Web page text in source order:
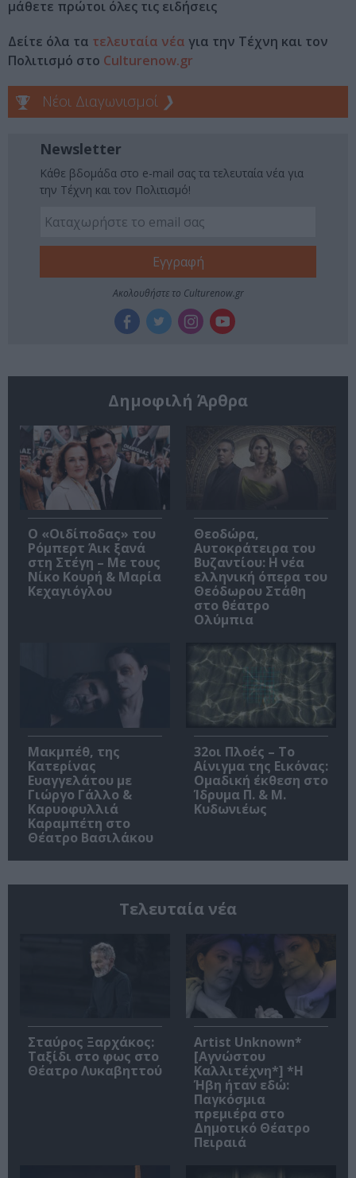
μάθετε πρώτοι όλες τις ειδήσεις
Δείτε όλα τα τελευταία νέα για την Τέχνη και τον
Πολιτισμό στο Culturenow.gr
Νέοι Διαγωνισμοί ❯
Newsletter
Κάθε βδομάδα στο e-mail σας τα τελευταία νέα για
την Τέχνη και τον Πολιτισμό!
Ακολουθήστε το Culturenow.gr
Δημοφιλή Άρθρα
O «Οιδίποδας» του
Ρόμπερτ Άικ ξανά
στη Στέγη – Με τους
Νίκο Κουρή & Μαρία
Κεχαγιόγλου
Θεοδώρα,
Αυτοκράτειρα του
Βυζαντίου: Η νέα
ελληνική όπερα του
Θεόδωρου Στάθη
στο θέατρο
Ολύμπια
Μακμπέθ, της
Κατερίνας
Ευαγγελάτου με
Γιώργο Γάλλο &
Καρυοφυλλιά
Καραμπέτη στο
Θέατρο Βασιλάκου
32οι Πλοές – Το
Αίνιγμα της Εικόνας:
Ομαδική έκθεση στο
Ίδρυμα Π. & Μ.
Κυδωνιέως
Τελευταία νέα
Σταύρος Ξαρχάκος:
Ταξίδι στο φως στο
Θέατρο Λυκαβηττού
Artist Unknown*
[Αγνώστου
Καλλιτέχνη*] *Η
Ήβη ήταν εδώ:
Παγκόσμια
πρεμιέρα στο
Δημοτικό Θέατρο
Πειραιά